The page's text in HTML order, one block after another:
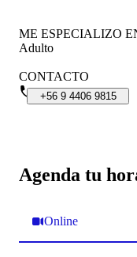
Agenda tu
Online
ME ESPECIALIZO
Adulto
CONTACTO
+56 9 4406 9815